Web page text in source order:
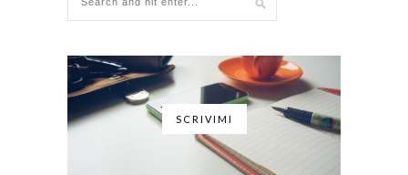
SCRIVIMI